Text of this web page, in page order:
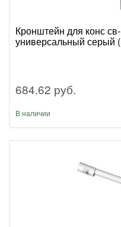
Кронштейн для конс
универсальный серый
684.62 руб.
В наличии